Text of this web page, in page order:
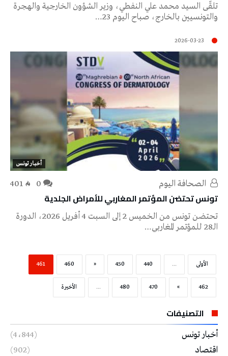
تلقّى السيد محمد علي النفطي، وزير الشؤون الخارجية والهجرة
والتونسيين بالخارج، صباح اليوم 23…
2026-03-23
أخبار تونس
401
تونس تحتضن المؤتمر المغاربي للأمراض الجلدية
تحتضن تونس من الخميس 2 إلى السبت 4 أفريل 2026، الدورة
الـ28 للمؤتمر المغاربي…
‫الأولى‬ ...
440
450
«
460
461
462
»
470
480
... ‫الأخيرة‬
التصنيفات
أخبار تونس
(4٬844)
اقتصاد
(902)